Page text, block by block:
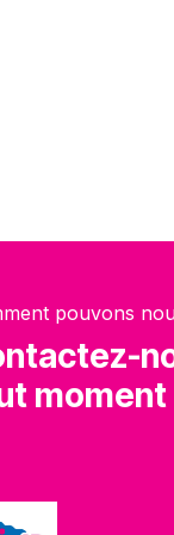
pouvons
moment